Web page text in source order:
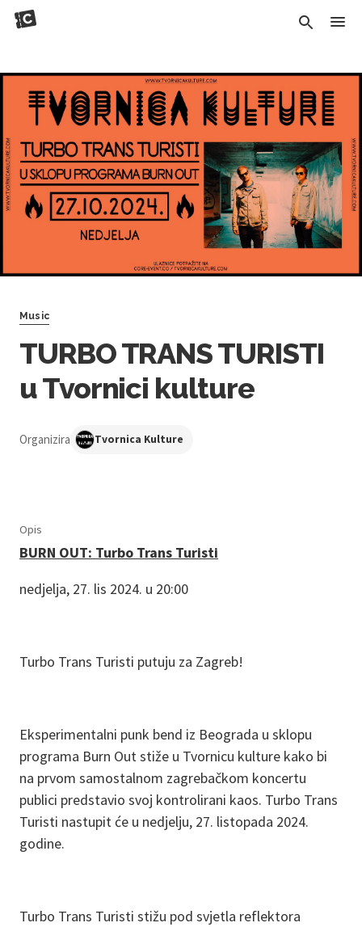
Music
TURBO TRANS TURISTI
u Tvornici kulture
Organizira Tvornica Kulture
Opis
BURN OUT: Turbo Trans Turisti
nedjelja, 27. lis 2024. u 20:00
Turbo Trans Turisti putuju za Zagreb!
Eksperimentalni punk bend iz Beograda u sklopu
programa Burn Out stiže u Tvornicu kulture kako bi
na prvom samostalnom zagrebačkom koncertu
publici predstavio svoj kontrolirani kaos. Turbo Trans
Turisti nastupit će u nedjelju, 27. listopada 2024.
godine.
Turbo Trans Turisti stižu pod svjetla reflektora